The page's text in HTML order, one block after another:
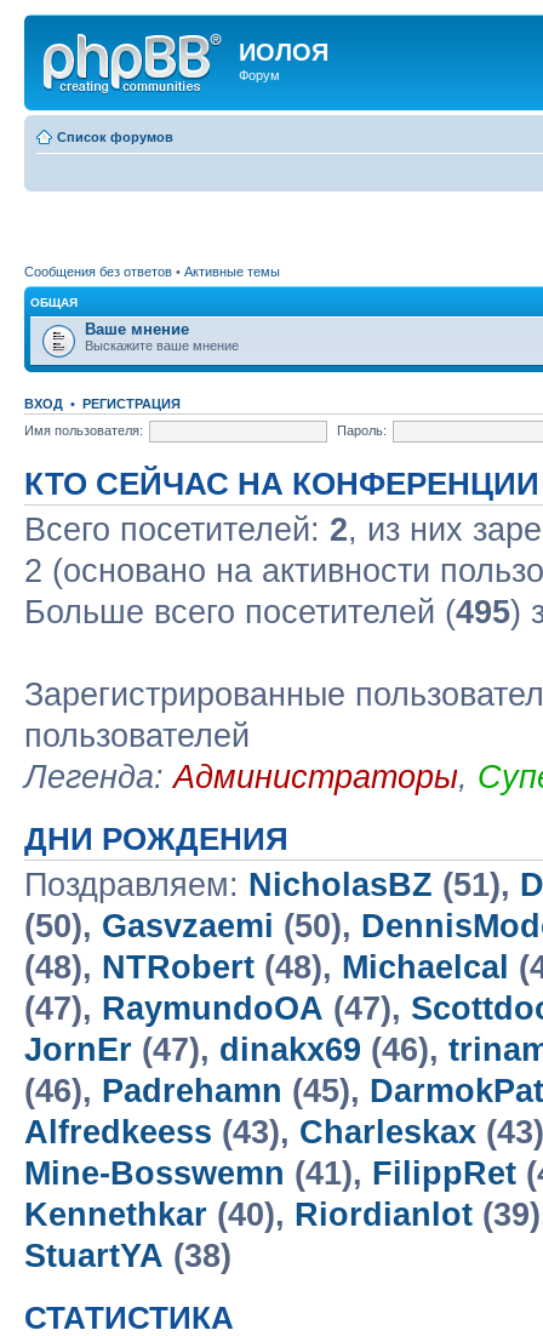
ИОЛОЯ
Форум
Список форумов
Сообщения без ответов • Активные темы
ОБЩАЯ
Ваше мнение
Выскажите ваше мнение
ВХОД • РЕГИСТРАЦИЯ
Имя пользователя:
Пароль:
КТО СЕЙЧАС НА КОНФЕРЕНЦИИ
Всего посетителей: 2, из них
2 (основано на активности
Больше всего посетителей (495)
Зарегистрированные
пользователей
Легенда:Администраторы,
ДНИ РОЖДЕНИЯ
Поздравляем: NicholasBZ (51),
(50), Gasvzaemi (50),
(48), NTRobert (48), Michaelcal
(47), RaymundoOA (47),
JornEr (47), dinakx69 (46),
(46), Padrehamn (45), DarmokPat
Alfredkeess (43), Charleskax
Mine-Bosswemn (41), FilippRet
Kennethkar (40), Riordianlot
StuartYA (38)
СТАТИСТИКА